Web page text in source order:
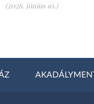
(2026. június 10.)